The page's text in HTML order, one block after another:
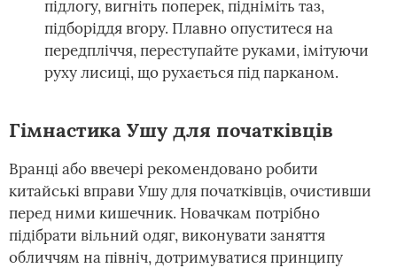
підлогу, вигніть поперек, підніміть таз,
підборіддя вгору. Плавно опуститеся на
передпліччя, переступайте руками, імітуючи
руху лисиці, що рухається під парканом.
Гімнастика Ушу для початківців
Вранці або ввечері рекомендовано робити
китайські вправи Ушу для початківців, очистивши
перед ними кишечник. Новачкам потрібно
підібрати вільний одяг, виконувати заняття
обличчям на північ, дотримуватися принципу